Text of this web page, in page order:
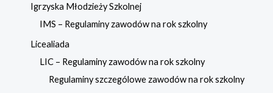
Igrzyska Młodzieży Szkolnej
IMS – Regulaminy zawodów na rok szkolny
Licealiada
LIC – Regulaminy zawodów na rok szkolny
Regulaminy szczególowe zawodów na rok szkolny